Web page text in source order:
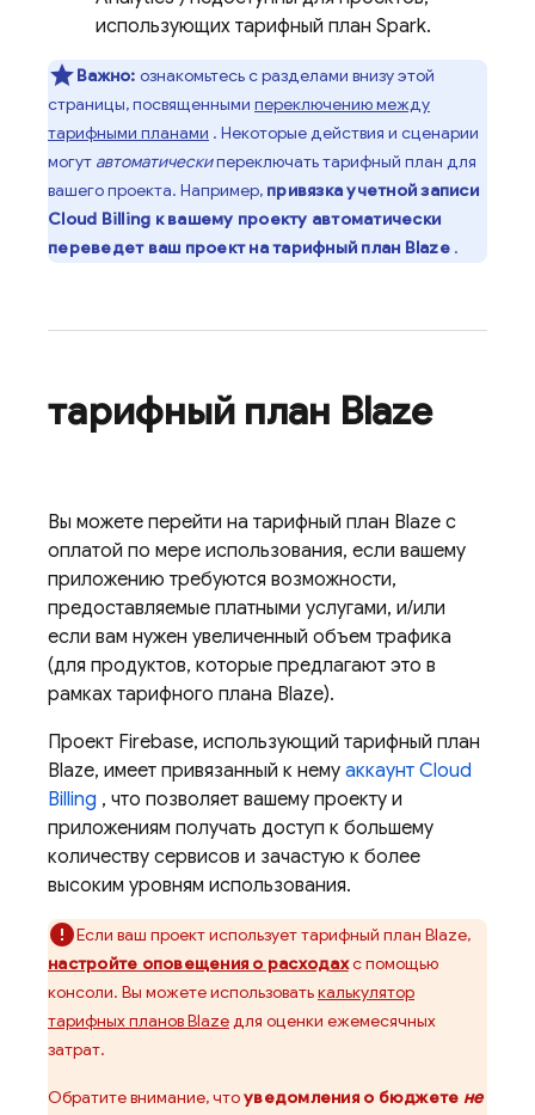
использующих тарифный план Spark.
Важно: ознакомьтесь с разделами внизу этой
страницы, посвященными переключению между
тарифными планами . Некоторые действия и сценарии
могут автоматическипереключать тарифный план для
вашего проекта. Например, привязка учетной записи
Cloud Billing к вашему проекту автоматически
переведет ваш проект на тарифный план Blaze.
тарифный план Blaze
Вы можете перейти на тарифный план Blaze с
оплатой по мере использования, если вашему
приложению требуются возможности,
предоставляемые платными услугами, и/или
если вам нужен увеличенный объем трафика
(для продуктов, которые предлагают это в
рамках тарифного плана Blaze).
Проект Firebase, использующий тарифный план
Blaze, имеет привязанный к нему аккаунт Cloud
Billing , что позволяет вашему проекту и
приложениям получать доступ к большему
количеству сервисов и зачастую к более
высоким уровням использования.
Если ваш проект использует тарифный план Blaze,
настройте оповещения о расходахс помощью
консоли. Вы можете использоватькалькулятор
тарифных планов Blazeдля оценки ежемесячных
затрат.
Обратите внимание, чтоуведомления о бюджете не